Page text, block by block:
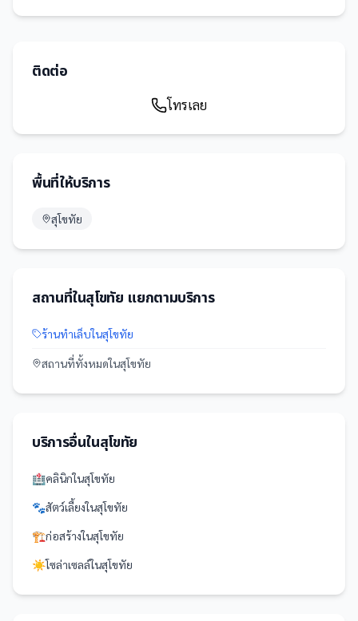
ติดต่อ
โทรเลย
พื้นที่ให้บริการ
สุโขทัย
สถานที่ในสุโขทัย แยกตามบริการ
ร้านทำเล็บในสุโขทัย
สถานที่ทั้งหมดในสุโขทัย
บริการอื่นในสุโขทัย
🏥คลินิกในสุโขทัย
🐾สัตว์เลี้ยงในสุโขทัย
🏗️ก่อสร้างในสุโขทัย
☀️โซล่าเซลล์ในสุโขทัย